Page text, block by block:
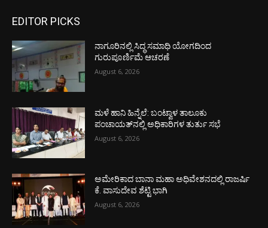
EDITOR PICKS
ನಾಗೂರಿನಲ್ಲಿ ಸಿದ್ಧ ಸಮಾಧಿ ಯೋಗದಿಂದ
ಗುರುಪೂರ್ಣಿಮೆ ಆಚರಣೆ
August 6, 2026
ಮಳೆ ಹಾನಿ ಹಿನ್ನೆಲೆ: ಬಂಟ್ವಾಳ ತಾಲೂಕು
ಪಂಚಾಯತ್‌ನಲ್ಲಿ ಅಧಿಕಾರಿಗಳ ತುರ್ತು ಸಭೆ
August 6, 2026
ಅಮೇರಿಕಾದ ಬಾನಾ ಮಹಾ ಅಧಿವೇಶನದಲ್ಲಿ ರಾಜರ್ಷಿ
ಕೆ. ವಾಸುದೇವ ಶೆಟ್ಟಿ ಭಾಗಿ
August 6, 2026